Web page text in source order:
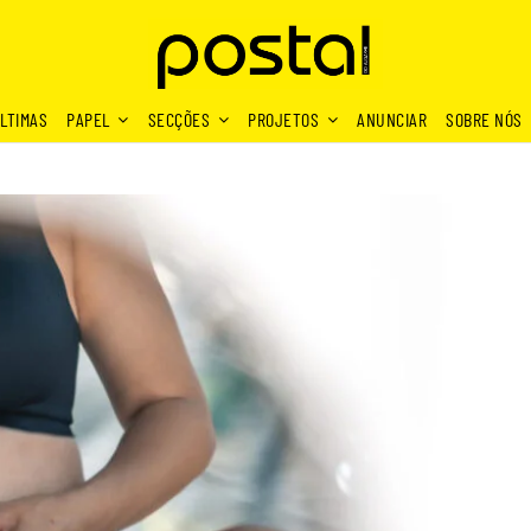
PAPEL SECÇÕES PROJETOS ANUNCIAR SOBRE NÓS